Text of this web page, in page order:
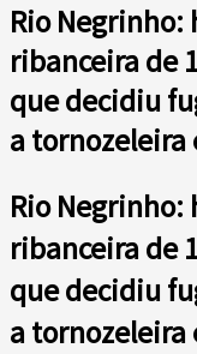
Rio
ribanceira de
que decidiu
a tornozeleira
Rio
ribanceira de
que decidiu
a tornozeleira